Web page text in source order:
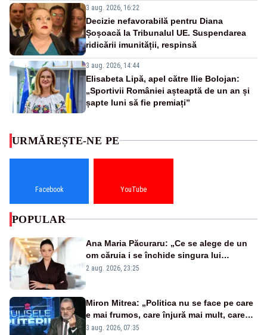
3 aug. 2026, 16:22
Decizie nefavorabilă pentru Diana
Șoșoacă la Tribunalul UE. Suspendarea
ridicării imunității, respinsă
3 aug. 2026, 14:44
Elisabeta Lipă, apel către Ilie Bolojan:
„Sportivii României așteaptă de un an și
șapte luni să fie premiați”
URMĂREȘTE-NE PE
Facebook YouTube
POPULAR
Ana Maria Păcuraru: „Ce se alege de un
om căruia i se închide singura lui
portiță?”
2 aug. 2026, 23:25
Miron Mitrea: „Politica nu se face pe care
e mai frumos, care înjură mai mult, care
țipă mai tare, ci pe proiecte”
3 aug. 2026, 07:35